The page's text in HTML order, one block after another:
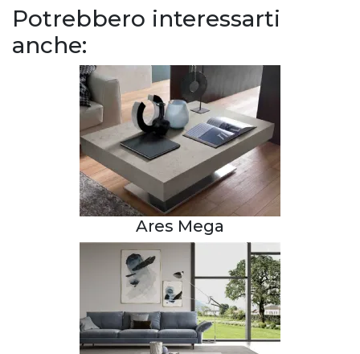
Potrebbero interessarti
anche:
Ares Mega